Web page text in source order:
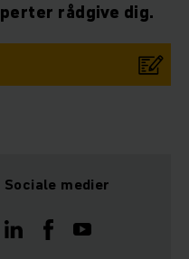
rådgive dig.
Sociale medier